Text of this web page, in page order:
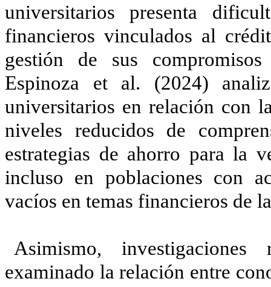
universitarios presenta
financieros vinculados al
gestión de sus
Espinoza et al. (2024)
universitarios en relación con
niveles reducidos de
estrategias de ahorro para la
incluso en poblaciones con
vacíos en temas financieros de
Asimismo,
examinado la relación entre